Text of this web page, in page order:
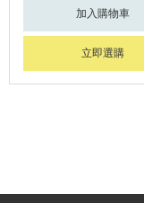
加入購物車
立即選購